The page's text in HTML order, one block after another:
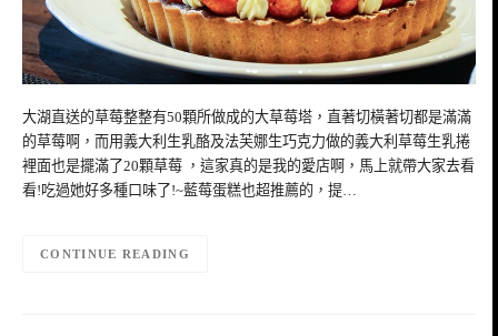
大湖直送的草莓整整有50顆所做成的大草莓塔，直著切橫著切都是滿滿
的草莓啊，而用義大利生乳酪及法芙娜生巧克力做的義大利草莓生乳捲
裡面也是擺滿了20顆草莓 ，這家真的是我的愛店啊，馬上就帶大家去看
看!吃過她好多種口味了!~藍莓蛋糕也超推薦的，提…
CONTINUE READING